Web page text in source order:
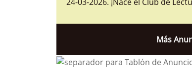
24-03-2026. ¡Nace el Club de
Más